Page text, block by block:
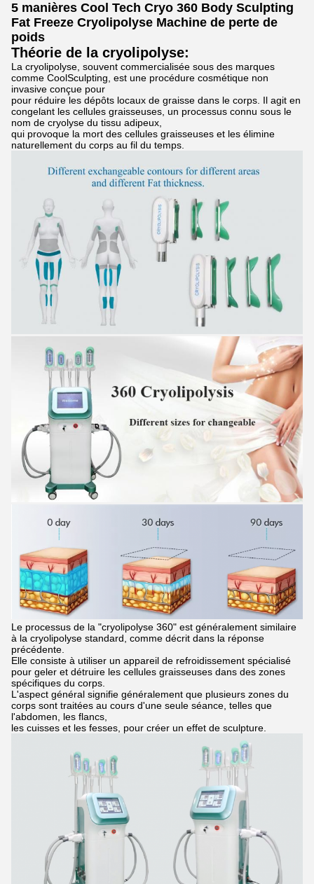
5 manières Cool Tech Cryo 360 Body Sculpting
Fat Freeze Cryolipolyse Machine de perte de
poids
Théorie de la cryolipolyse:
La cryolipolyse, souvent commercialisée sous des marques
comme CoolSculpting, est une procédure cosmétique non
invasive conçue pour
pour réduire les dépôts locaux de graisse dans le corps. Il agit en
congelant les cellules graisseuses, un processus connu sous le
nom de cryolyse du tissu adipeux,
qui provoque la mort des cellules graisseuses et les élimine
naturellement du corps au fil du temps.
Le processus de la "cryolipolyse 360" est généralement similaire
à la cryolipolyse standard, comme décrit dans la réponse
précédente.
Elle consiste à utiliser un appareil de refroidissement spécialisé
pour geler et détruire les cellules graisseuses dans des zones
spécifiques du corps.
L'aspect général signifie généralement que plusieurs zones du
corps sont traitées au cours d'une seule séance, telles que
l'abdomen, les flancs,
les cuisses et les fesses, pour créer un effet de sculpture.